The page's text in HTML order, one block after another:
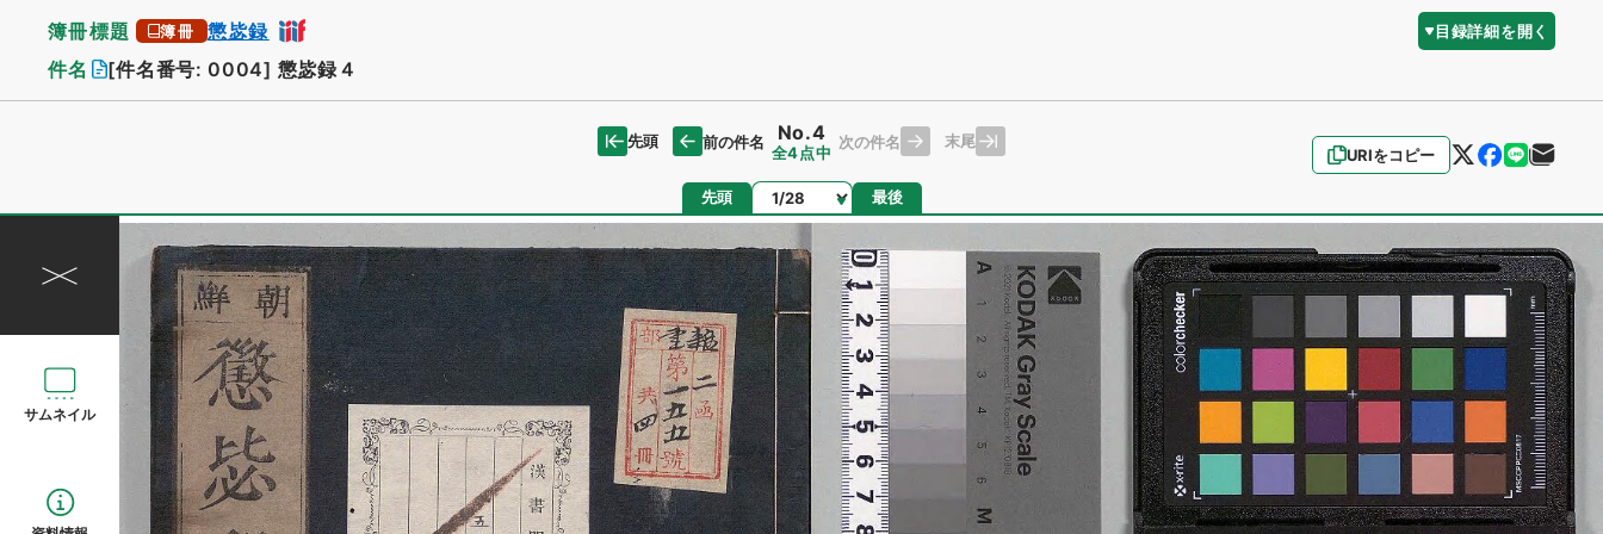
簿冊標題 簿冊 懲毖録 目録詳細を開く
件名 [件名番号: 0004] 懲毖録４
URIをコピー
先頭 前の件名 No.4
全4点中
次の件名 末尾
先頭 ページ 最後
サムネイル